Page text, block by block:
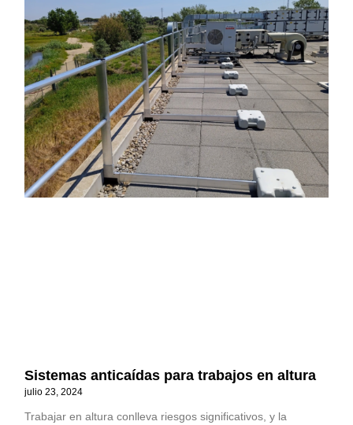
Sistemas anticaídas para trabajos en altura
julio 23, 2024
Trabajar en altura conlleva riesgos significativos, y la